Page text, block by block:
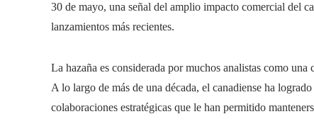
30 de mayo, una señal del amplio impacto comercial del
lanzamientos más recientes.
La hazaña es considerada por muchos analistas como
A lo largo de más de una década, el canadiense ha
colaboraciones estratégicas que le han permitido